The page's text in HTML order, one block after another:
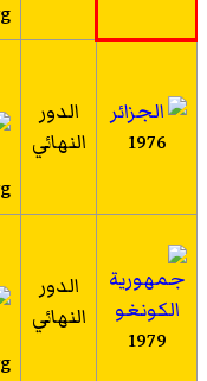
1976
الدور
النهائي
1979
الدور
النهائي